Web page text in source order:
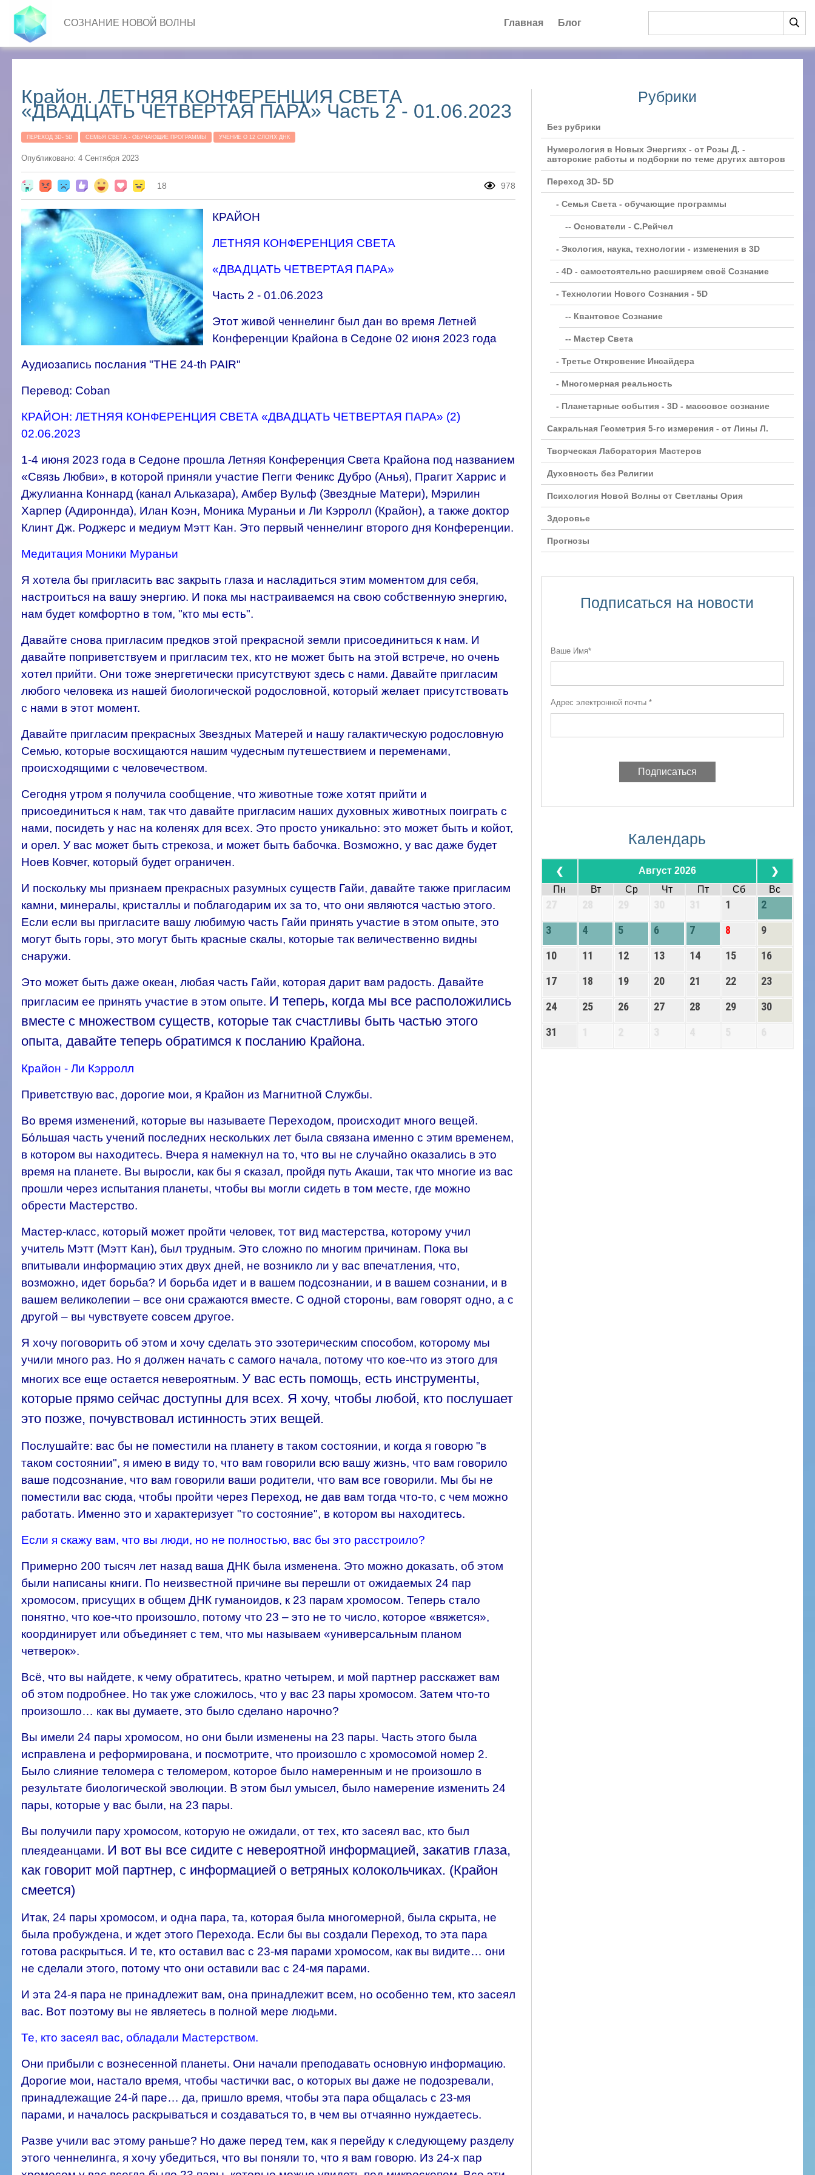
СОЗНАНИЕ НОВОЙ ВОЛНЫ Главная Блог
Крайон. ЛЕТНЯЯ КОНФЕРЕНЦИЯ СВЕТА
«ДВАДЦАТЬ ЧЕТВЕРТАЯ ПАРА» Часть 2 - 01.06.2023
ПЕРЕХОД 3D- 5D СЕМЬЯ СВЕТА - ОБУЧАЮЩИЕ ПРОГРАММЫ УЧЕНИЕ О 12 СЛОЯХ ДНК
Опубликовано: 4 Сентября 2023
18 978
КРАЙОН
ЛЕТНЯЯ КОНФЕРЕНЦИЯ СВЕТА
«ДВАДЦАТЬ ЧЕТВЕРТАЯ ПАРА»
Часть 2 - 01.06.2023
Этот живой ченнелинг был дан во время Летней
Конференции Крайона в Седоне 02 июня 2023 года
Аудиозапись послания "THE 24-th PAIR"
Перевод: Coban
КРАЙОН: ЛЕТНЯЯ КОНФЕРЕНЦИЯ СВЕТА «ДВАДЦАТЬ ЧЕТВЕРТАЯ ПАРА» (2)
02.06.2023
1-4 июня 2023 года в Седоне прошла Летняя Конференция Света Крайона под названием
«Связь Любви», в которой приняли участие Пегги Феникс Дубро (Анья), Прагит Харрис и
Джулианна Коннард (канал Альказара), Амбер Вульф (Звездные Матери), Мэрилин
Харпер (Адироннда), Илан Коэн, Моника Мураньи и Ли Кэрролл (Крайон), а также доктор
Клинт Дж. Роджерс и медиум Мэтт Кан. Это первый ченнелинг второго дня Конференции.
Медитация Моники Мураньи
Я хотела бы пригласить вас закрыть глаза и насладиться этим моментом для себя,
настроиться на вашу энергию. И пока мы настраиваемся на свою собственную энергию,
нам будет комфортно в том, "кто мы есть".
Давайте снова пригласим предков этой прекрасной земли присоединиться к нам. И
давайте поприветствуем и пригласим тех, кто не может быть на этой встрече, но очень
хотел прийти. Они тоже энергетически присутствуют здесь с нами. Давайте пригласим
любого человека из нашей биологической родословной, который желает присутствовать
с нами в этот момент.
Давайте пригласим прекрасных Звездных Матерей и нашу галактическую родословную
Семью, которые восхищаются нашим чудесным путешествием и переменами,
происходящими с человечеством.
Сегодня утром я получила сообщение, что животные тоже хотят прийти и
присоединиться к нам, так что давайте пригласим наших духовных животных поиграть с
нами, посидеть у нас на коленях для всех. Это просто уникально: это может быть и койот,
и орел. У вас может быть стрекоза, и может быть бабочка. Возможно, у вас даже будет
Ноев Ковчег, который будет ограничен.
И поскольку мы признаем прекрасных разумных существ Гайи, давайте также пригласим
камни, минералы, кристаллы и поблагодарим их за то, что они являются частью этого.
Если если вы пригласите вашу любимую часть Гайи принять участие в этом опыте, это
могут быть горы, это могут быть красные скалы, которые так величественно видны
снаружи.
Это может быть даже океан, любая часть Гайи, которая дарит вам радость. Давайте
пригласим ее принять участие в этом опыте. И теперь, когда мы все расположились
вместе с множеством существ, которые так счастливы быть частью этого
опыта, давайте теперь обратимся к посланию Крайона.
Крайон - Ли Кэрролл
Приветствую вас, дорогие мои, я Крайон из Магнитной Службы.
Во время изменений, которые вы называете Переходом, происходит много вещей.
Бόльшая часть учений последних нескольких лет была связана именно с этим временем,
в котором вы находитесь. Вчера я намекнул на то, что вы не случайно оказались в это
время на планете. Вы выросли, как бы я сказал, пройдя путь Акаши, так что многие из вас
прошли через испытания планеты, чтобы вы могли сидеть в том месте, где можно
обрести Мастерство.
Мастер-класс, который может пройти человек, тот вид мастерства, которому учил
учитель Мэтт (Мэтт Кан), был трудным. Это сложно по многим причинам. Пока вы
впитывали информацию этих двух дней, не возникло ли у вас впечатления, что,
возможно, идет борьба? И борьба идет и в вашем подсознании, и в вашем сознании, и в
вашем великолепии – все они сражаются вместе. С одной стороны, вам говорят одно, а с
другой – вы чувствуете совсем другое.
Я хочу поговорить об этом и хочу сделать это эзотерическим способом, которому мы
учили много раз. Но я должен начать с самого начала, потому что кое-что из этого для
многих все еще остается невероятным. У вас есть помощь, есть инструменты,
которые прямо сейчас доступны для всех. Я хочу, чтобы любой, кто послушает
это позже, почувствовал истинность этих вещей.
Послушайте: вас бы не поместили на планету в таком состоянии, и когда я говорю "в
таком состоянии", я имею в виду то, что вам говорили всю вашу жизнь, что вам говорило
ваше подсознание, что вам говорили ваши родители, что вам все говорили. Мы бы не
поместили вас сюда, чтобы пройти через Переход, не дав вам тогда что-то, с чем можно
работать. Именно это и характеризует "то состояние", в котором вы находитесь.
Если я скажу вам, что вы люди, но не полностью, вас бы это расстроило?
Примерно 200 тысяч лет назад ваша ДНК была изменена. Это можно доказать, об этом
были написаны книги. По неизвестной причине вы перешли от ожидаемых 24 пар
хромосом, присущих в общем ДНК гуманоидов, к 23 парам хромосом. Теперь стало
понятно, что кое-что произошло, потому что 23 – это не то число, которое «вяжется»,
координирует или объединяет с тем, что мы называем «универсальным планом
четверок».
Всё, что вы найдете, к чему обратитесь, кратно четырем, и мой партнер расскажет вам
об этом подробнее. Но так уже сложилось, что у вас 23 пары хромосом. Затем что-то
произошло… как вы думаете, это было сделано нарочно?
Вы имели 24 пары хромосом, но они были изменены на 23 пары. Часть этого была
исправлена и реформирована, и посмотрите, что произошло с хромосомой номер 2.
Было слияние теломера с теломером, которое было намеренным и не произошло в
результате биологической эволюции. В этом был умысел, было намерение изменить 24
пары, которые у вас были, на 23 пары.
Вы получили пару хромосом, которую не ожидали, от тех, кто засеял вас, кто был
плеядеанцами. И вот вы все сидите с невероятной информацией, закатив глаза,
как говорит мой партнер, с информацией о ветряных колокольчиках. (Крайон
смеется)
Итак, 24 пары хромосом, и одна пара, та, которая была многомерной, была скрыта, не
была пробуждена, и ждет этого Перехода. Если бы вы создали Переход, то эта пара
готова раскрыться. И те, кто оставил вас с 23-мя парами хромосом, как вы видите… они
не сделали этого, потому что они оставили вас с 24-мя парами.
И эта 24-я пара не принадлежит вам, она принадлежит всем, но особенно тем, кто засеял
вас. Вот поэтому вы не являетесь в полной мере людьми.
Те, кто засеял вас, обладали Мастерством.
Они прибыли с вознесенной планеты. Они начали преподавать основную информацию.
Дорогие мои, настало время, чтобы частички вас, о которых вы даже не подозревали,
принадлежащие 24-й паре… да, пришло время, чтобы эта пара общалась с 23-мя
парами, и началось раскрываться и создаваться то, в чем вы отчаянно нуждаетесь.
Разве учили вас этому раньше? Но даже перед тем, как я перейду к следующему разделу
этого ченнелинга, я хочу убедиться, что вы поняли то, что я вам говорю. Из 24-х пар
Рубрики
Без рубрики
Нумерология в Новых Энергиях - от Розы Д. -
авторские работы и подборки по теме других авторов
Переход 3D- 5D
- Семья Света - обучающие программы
-- Основатели - С.Рейчел
- Экология, наука, технологии - изменения в 3D
- 4D - самостоятельно расширяем своё Сознание
- Технологии Нового Сознания - 5D
-- Квантовое Сознание
-- Мастер Света
- Третье Откровение Инсайдера
- Многомерная реальность
- Планетарные события - 3D - массовое сознание
Сакральная Геометрия 5-го измерения - от Лины Л.
Творческая Лаборатория Мастеров
Духовность без Религии
Психология Новой Волны от Светланы Ория
Здоровье
Прогнозы
Подписаться на новости
Ваше Имя*
Адрес электронной почты *
Подписаться
Календарь
❮ Август 2026
❯
Пн
Вт Ср Чт Пт Сб Вс
1
2
3
4 5 6 7 8
9
10
11 12 13 14 15
16
17
18 19 20 21 22
23
24
25 26 27 28 29
30
31